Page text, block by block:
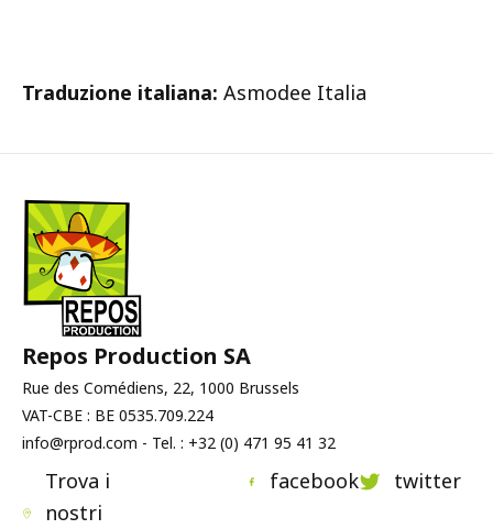
Traduzione italiana: Asmodee Italia
Repos Production SA
Rue des Comédiens, 22, 1000 Brussels
VAT-CBE : BE 0535.709.224
info@rprod.com - Tel. : +32 (0) 471 95 41 32
Trova i
nostri
facebook twitter